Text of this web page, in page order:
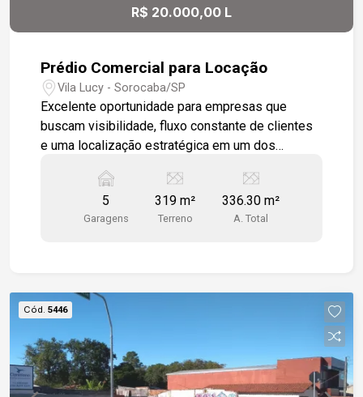
R$ 20.000,00 L
Prédio Comercial para Locação
Vila Lucy - Sorocaba/SP
Excelente oportunidade para empresas que
buscam visibilidade, fluxo constante de clientes
e uma localização estratégica em um dos
cidade. O imóvel está situado na Avenida General
Carneiro, oferecendo fácil acesso, grande
circulação de veículos e proximidade a diversos
clientes - Excelente visibilidade e potencial para
diversos segmentos Perfeito para lojas, clínicas,
escritórios, centros de serviços, academias,
coworkings e demais atividades que valorizam
localização e presença comercial. Para mais
5
Garagens
319 m²
Terreno
336.30 m²
A. Total
Cód. 5446